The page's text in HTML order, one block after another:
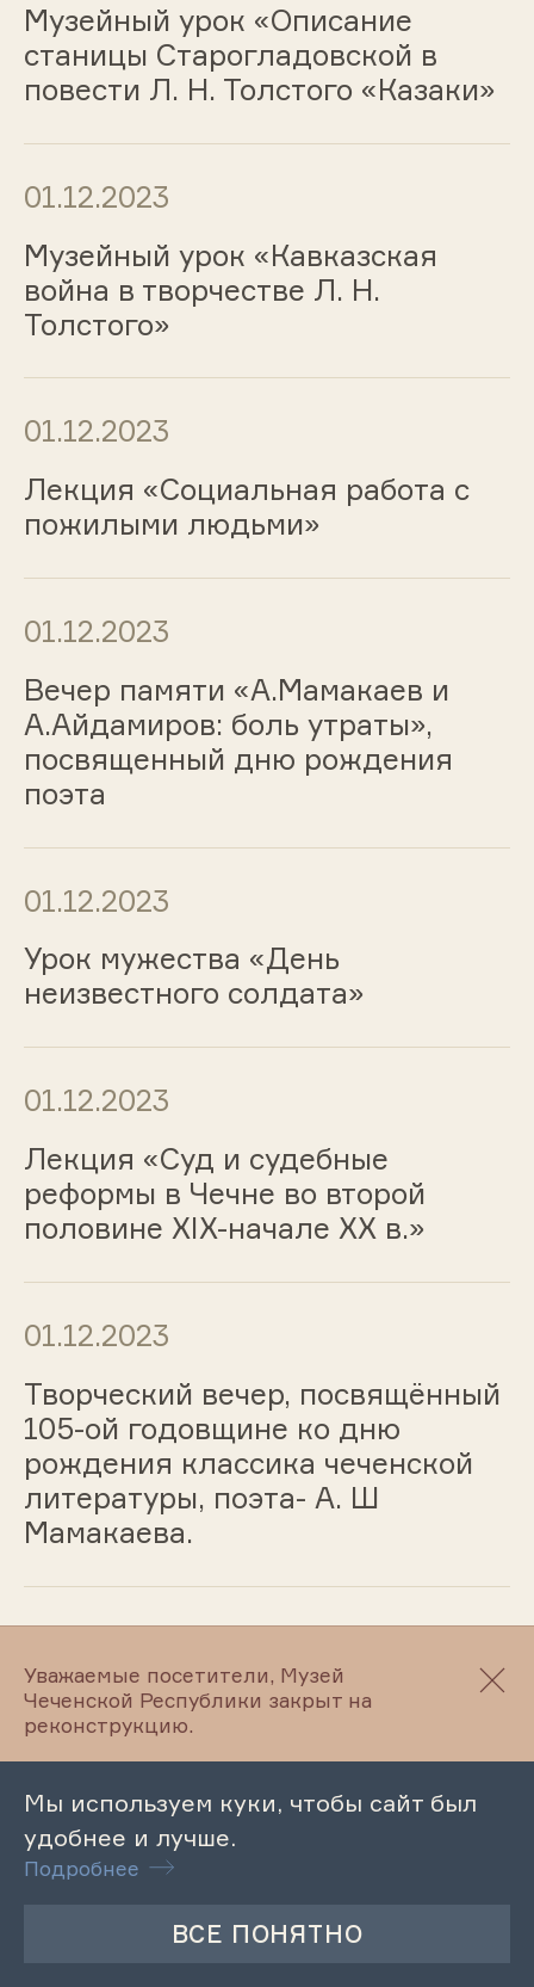
Музейный урок «Описание
станицы Старогладовской в
повести Л. Н. Толстого «Казаки»
01.12.2023
Музейный урок «Кавказская
война в творчестве Л. Н.
Толстого»
01.12.2023
Лекция «Социальная работа с
пожилыми людьми»
01.12.2023
Вечер памяти «А.Мамакаев и
А.Айдамиров: боль утраты»,
посвященный дню рождения
поэта
01.12.2023
Урок мужества «День
неизвестного солдата»
01.12.2023
Лекция «Суд и судебные
реформы в Чечне во второй
половине XIX-начале XX в.»
01.12.2023
Творческий вечер, посвящённый
105-ой годовщине ко дню
рождения классика чеченской
литературы, поэта- А. Ш
Мамакаева.
01.12.2023
Акция ко Дню инвалида
«Возьмемся за руки, друзья»
01.12.2023
неизвестного солдата «Имя твое
Уважаемые посетители, Музей
Чеченской Республики закрыт на
реконструкцию.
Мы используем куки, чтобы сайт был
удобнее и лучше.
Подробнее